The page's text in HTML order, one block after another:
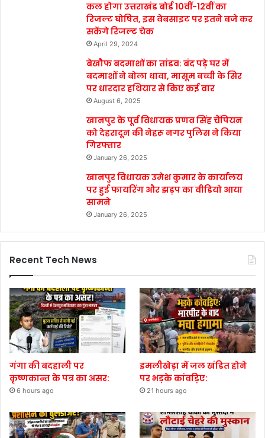
कल होगा उत्तराखंड बोर्ड 10वीं-12वीं का
रिजल्ट घोषित, इस वेबसाइट पर इतने बजे कर
सकेंगे रिजल्ट चेक
April 29, 2024
बेखौफ बदमाशों का तांडव: बंद पड़े घर में
बदमाशों ने बोला धावा, मासूम बच्ची के सिर
पर धारदार हथियार से किए कई वार
August 6, 2025
खानपुर के पूर्व विधायक प्रणव सिंह चैंपियन
को देहरादून की नेहरू नगर पुलिस ने किया
गिरफ्तार
January 26, 2025
खानपुर विधायक उमेश कुमार के कार्यालय
पर हुई फायरिंग और झड़प का वीडियो आया
सामने
January 26, 2025
Recent Tech News
गंगा की बदहाली पर
कृष्णकान्त के पत्र का असर:
6 hours ago
इमलीखेड़ा में जल खंडित होने
पर भड़के कांवड़िए:
21 hours ago